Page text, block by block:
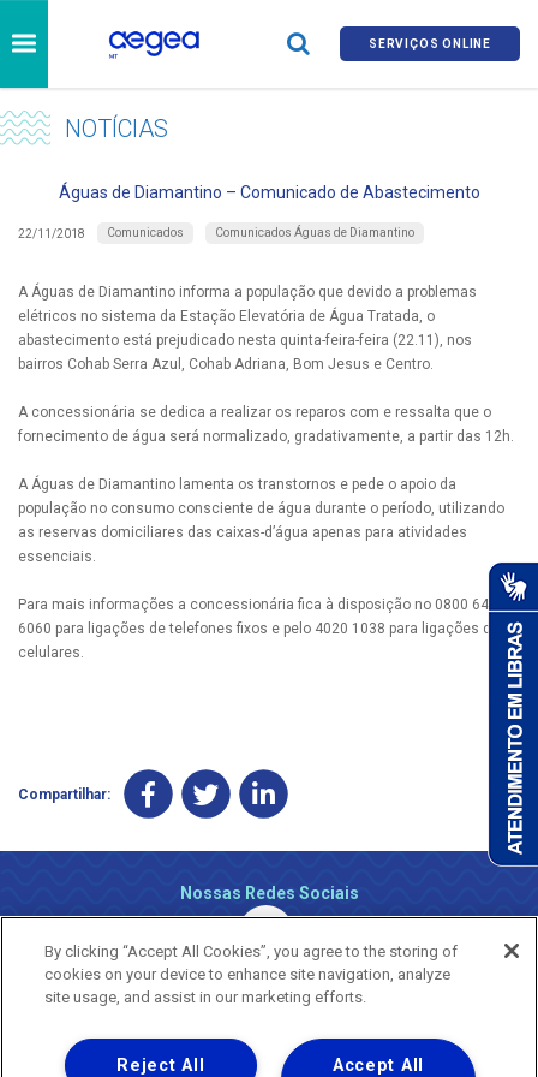
SERVIÇOS ONLINE
NOTÍCIAS
Águas de Diamantino – Comunicado de Abastecimento
22/11/2018 Comunicados Comunicados Águas de Diamantino
A Águas de Diamantino informa a população que devido a problemas
elétricos no sistema da Estação Elevatória de Água Tratada, o
abastecimento está prejudicado nesta quinta-feira-feira (22.11), nos
bairros Cohab Serra Azul, Cohab Adriana, Bom Jesus e Centro.
A concessionária se dedica a realizar os reparos com e ressalta que o
fornecimento de água será normalizado, gradativamente, a partir das 12h.
A Águas de Diamantino lamenta os transtornos e pede o apoio da
população no consumo consciente de água durante o período, utilizando
as reservas domiciliares das caixas-d’água apenas para atividades
essenciais.
Para mais informações a concessionária fica à disposição no 0800 647
6060 para ligações de telefones fixos e pelo 4020 1038 para ligações de
celulares.
Compartilhar:
Nossas Redes Sociais
By clicking “Accept All Cookies”, you agree to the storing of
cookies on your device to enhance site navigation, analyze
site usage, and assist in our marketing efforts.
Accept All
Reject All